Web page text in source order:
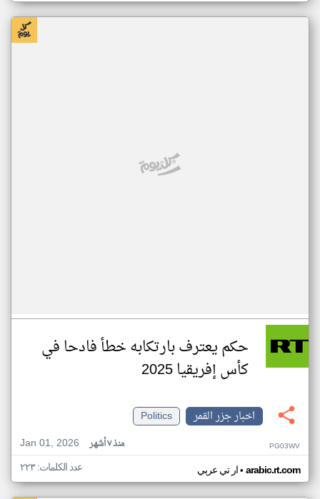
حكم يعترف بارتكابه خطأ فادحا في
كأس إفريقيا 2025
اخبار جزر القمر
Politics
Jan 01, 2026
منذ ٧ أشهر PG03WV
ار تي عربي• arabic.rt.com عدد الكلمات: ٢٢٣